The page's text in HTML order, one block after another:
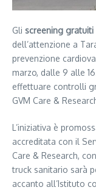
Gli screening gratuiti
dell’attenzione a
prevenzione
marzo, dalle 9 alle
effettuare controlli
GVM Care &
L’iniziativa è
accreditata con il
Care & Research,
truck sanitario sarà
accanto all’Istituto